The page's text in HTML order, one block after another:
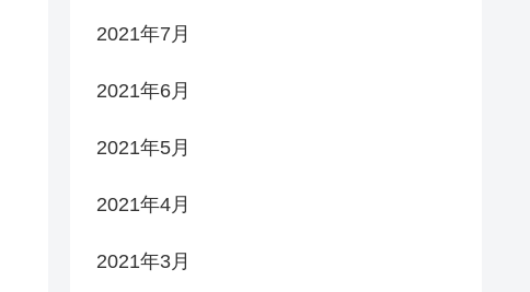
2021年7月
2021年6月
2021年5月
2021年4月
2021年3月